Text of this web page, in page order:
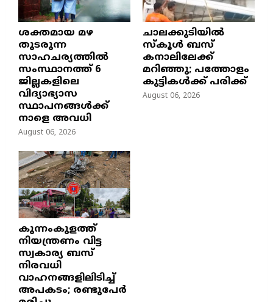
ശക്തമായ മഴ
തുടരുന്ന
സാഹചര്യത്തിൽ
സംസ്ഥാനത്ത് 6
ജില്ലകളിലെ
വിദ്യാഭ്യാസ
സ്ഥാപനങ്ങൾക്ക്
നാളെ അവധി
August 06, 2026
ചാലക്കുടിയിൽ
സ്കൂൾ ബസ്
കനാലിലേക്ക്
മറിഞ്ഞു; പത്തോളം
കുട്ടികൾക്ക് പരിക്ക്
August 06, 2026
കുന്നംകുളത്ത്
നിയന്ത്രണം വിട്ട
സ്വകാര്യ ബസ്
നിരവധി
വാഹനങ്ങളിലിടിച്ച്
അപകടം; രണ്ടുപേർ